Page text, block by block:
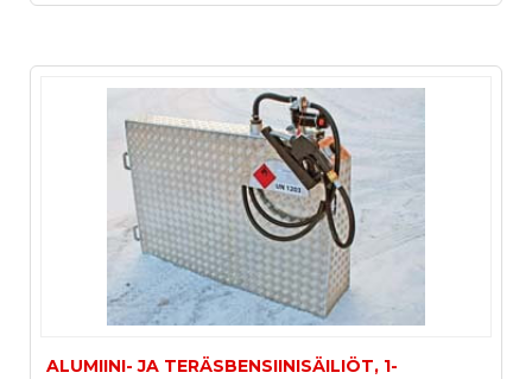
ALUMIINI- JA TERÄSBENSIINISÄILIÖT, 1-